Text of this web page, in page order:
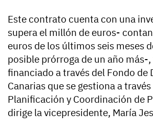
Este contrato cuenta con una
supera el millón de euros-
euros de los últimos seis meses
posible prórroga de un año más-,
financiado a través del Fondo de
Canarias que se gestiona a
Planificación y Coordinación de
dirige la vicepresidente, María